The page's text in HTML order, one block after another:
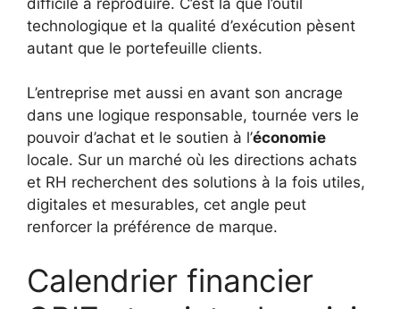
technologique et la qualité d’exécution pèsent
autant que le portefeuille clients.
L’entreprise met aussi en avant son ancrage
dans une logique responsable, tournée vers le
pouvoir d’achat et le soutien à l’économie
locale. Sur un marché où les directions achats
et RH recherchent des solutions à la fois utiles,
digitales et mesurables, cet angle peut
renforcer la préférence de marque.
Calendrier financier